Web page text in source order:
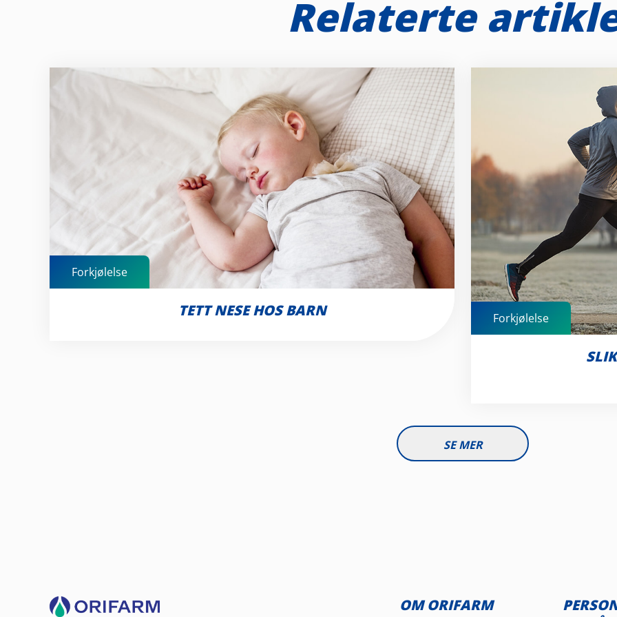
Relaterte
Forkjølelse
TETT NESE HOS BARN Forkjølelse
SE MER
OM ORIFARM